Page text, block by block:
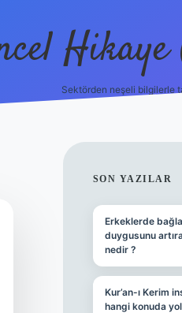
Sektörden neşeli bilgilerle
SON YAZILAR
Erkeklerde
duygusunu
nedir ?
Kur’an-ı Kerim
hangi konuda